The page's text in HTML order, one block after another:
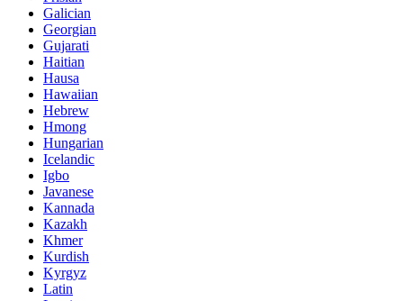
Galician
Georgian
Gujarati
Haitian
Hausa
Hawaiian
Hebrew
Hmong
Hungarian
Icelandic
Igbo
Javanese
Kannada
Kazakh
Khmer
Kurdish
Kyrgyz
Latin